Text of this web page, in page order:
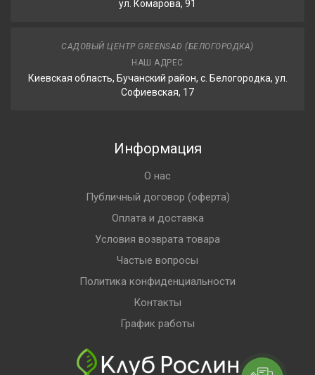
ул. Комарова, 91
САДОВЫЙ ЦЕНТР GREENSAD (БЕЛОГОРОДКА)
НАШ АДРЕС
Киевская область, Бучанский район, с. Белогородка, ул.
Софиевская, 17
Информация
О нас
Публичный договор (оферта)
Оплата и доставка
Условия возврата товара
Частые вопросы
Политика конфиденциальности
Контакты
График работы